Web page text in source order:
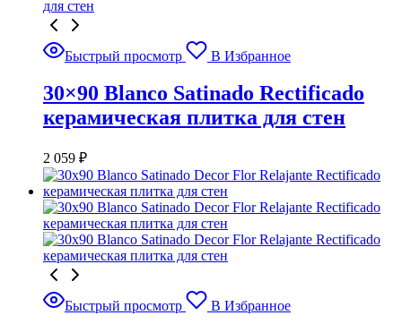
Быстрый просмотр В Избранное
30×90 Blanco Satinado Rectificado
керамическая плитка для стен
2 059 ₽
Быстрый просмотр В Избранное